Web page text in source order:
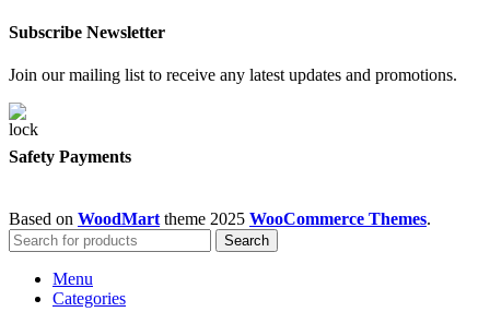
Subscribe Newsletter
Join our mailing list to receive any latest updates and promotions.
Safety Payments
Based on WoodMart theme 2025 WooCommerce Themes.
Search
Menu
Categories